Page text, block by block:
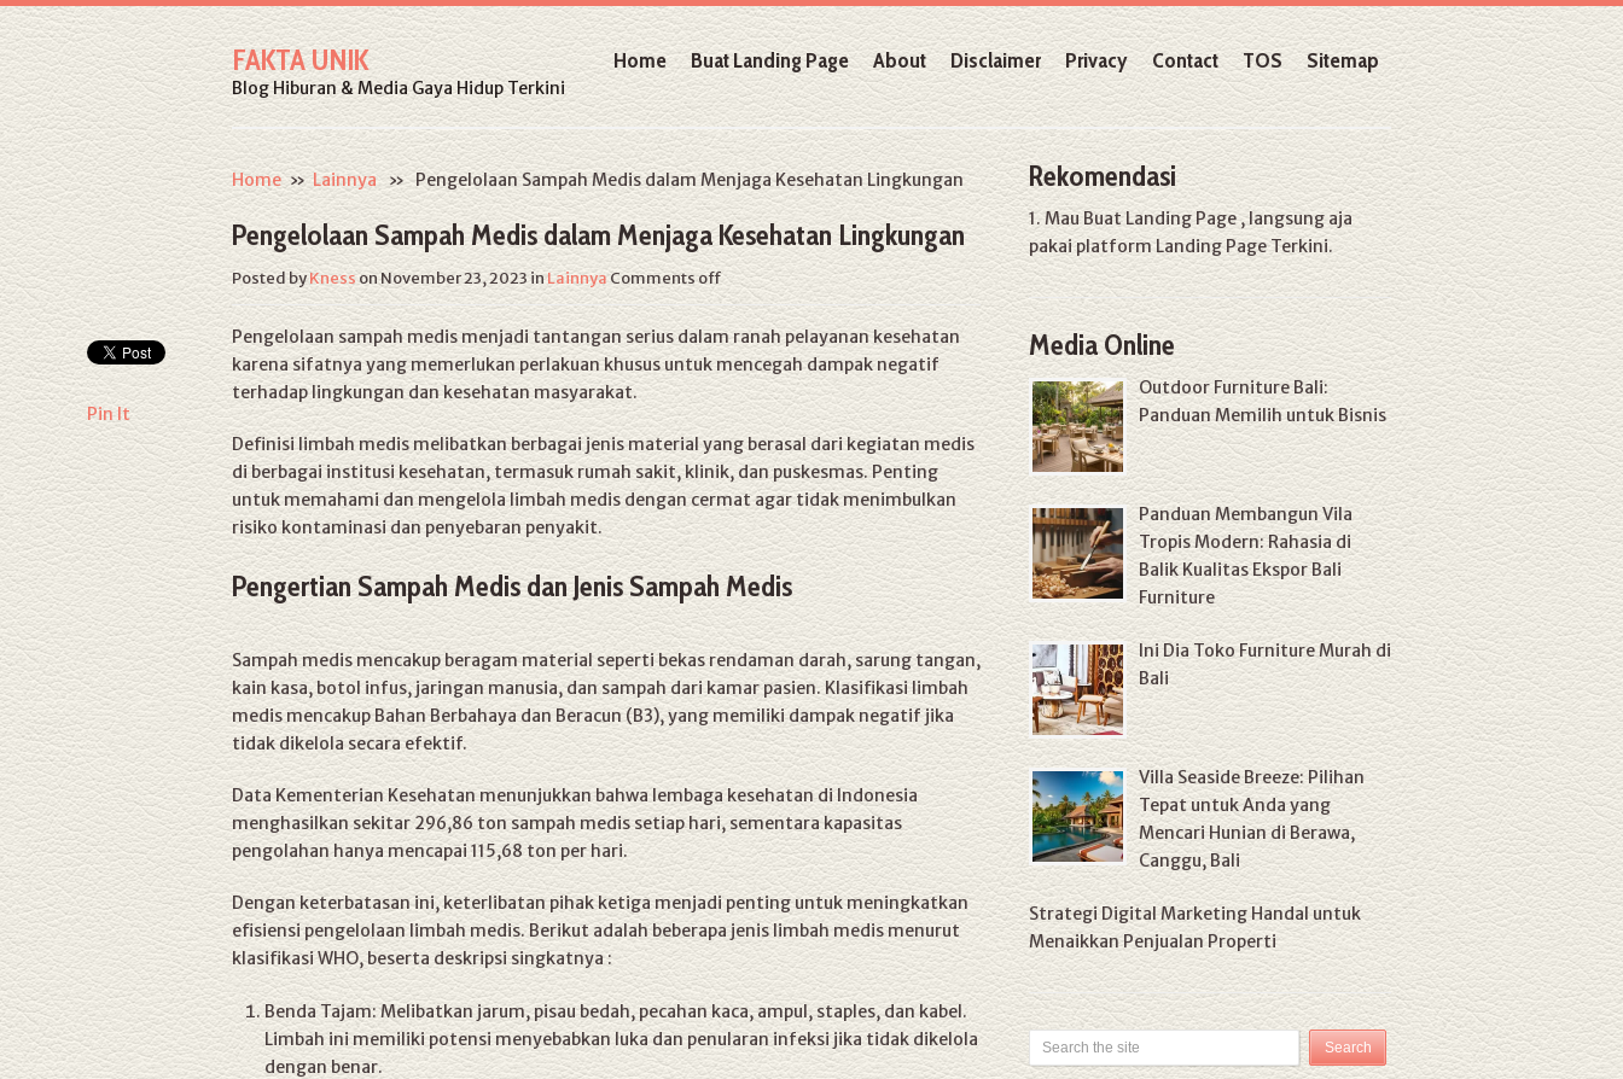
FAKTA UNIK
Blog Hiburan & Media Gaya Hidup Terkini
Home Buat Landing Page About Disclaimer Privacy Contact TOS Sitemap
Home»Lainnya» Pengelolaan Sampah Medis dalam Menjaga Kesehatan Lingkungan
Pengelolaan Sampah Medis dalam Menjaga Kesehatan Lingkungan
Posted byKnesson November 23, 2023inLainnyaComments off
Pin It
Pengelolaan sampah medis menjadi tantangan serius dalam ranah pelayanan kesehatan
karena sifatnya yang memerlukan perlakuan khusus untuk mencegah dampak negatif
terhadap lingkungan dan kesehatan masyarakat.
Definisi limbah medis melibatkan berbagai jenis material yang berasal dari kegiatan medis
di berbagai institusi kesehatan, termasuk rumah sakit, klinik, dan puskesmas. Penting
untuk memahami dan mengelola limbah medis dengan cermat agar tidak menimbulkan
risiko kontaminasi dan penyebaran penyakit.
Pengertian Sampah Medis dan Jenis Sampah Medis
Sampah medis mencakup beragam material seperti bekas rendaman darah, sarung tangan,
kain kasa, botol infus, jaringan manusia, dan sampah dari kamar pasien. Klasifikasi limbah
medis mencakup Bahan Berbahaya dan Beracun (B3), yang memiliki dampak negatif jika
tidak dikelola secara efektif.
Data Kementerian Kesehatan menunjukkan bahwa lembaga kesehatan di Indonesia
menghasilkan sekitar 296,86 ton sampah medis setiap hari, sementara kapasitas
pengolahan hanya mencapai 115,68 ton per hari.
Dengan keterbatasan ini, keterlibatan pihak ketiga menjadi penting untuk meningkatkan
efisiensi pengelolaan limbah medis. Berikut adalah beberapa jenis limbah medis menurut
klasifikasi WHO, beserta deskripsi singkatnya :
Benda Tajam: Melibatkan jarum, pisau bedah, pecahan kaca, ampul, staples, dan kabel.
Limbah ini memiliki potensi menyebabkan luka dan penularan infeksi jika tidak dikelola
dengan benar.
Rekomendasi
1. MauBuat Landing Page, langsung aja
pakai platform Landing Page Terkini.
Media Online
Outdoor Furniture Bali:
Panduan Memilih untuk Bisnis
Panduan Membangun Vila
Tropis Modern: Rahasia di
Balik Kualitas Ekspor Bali
Furniture
Ini Dia Toko Furniture Murah di
Bali
Villa Seaside Breeze: Pilihan
Tepat untuk Anda yang
Mencari Hunian di Berawa,
Canggu, Bali
Strategi Digital Marketing Handal untuk
Menaikkan Penjualan Properti